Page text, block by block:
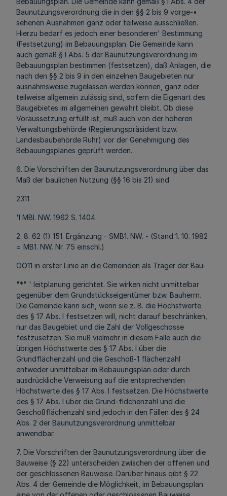
Baunutzungsverordnung die in den §§ 2 bis 9 vorge-•
sehenen Ausnahmen ganz oder teilweise ausschließen.
Hierzu bedarf es jedoch einer besonderen' Bestimmung
(Festsetzung) im Bebauungsplan. Die Gemeinde kann
auch gemäß § l Abs. 5 der Baunutzungsverordnung im
Bebauungsplan bestimmen (festsetzen), daß Anlagen, die
nach den §§ 2 bis 9 in den einzelnen Baugebieten nur
ausnahmsweise zugelassen werden können, ganz oder
teilweise allgemein zulässig sind, sofern die Eigenart des
Baugebietes im allgemeinen gewahrt bleibt. Ob diese
Voraussetzung erfüllt ist, muß auch von der höheren
Verwaltungsbehörde (Regierungspräsident bzw.
Landesbaubehörde Ruhr) vor der Genehmigung des
Bebauungsplanes geprüft werden.
6. Die Vorschriften der Baunutzungsverordnung über das
Maß der baulichen Nutzung (§§ 16 bis 21) sind
2311
'l MBI. NW. 1962 S. 1404.
2. 8. 62 (1) 151. Ergänzung - SMB1. NW. - (Stand 1. 10. 1982
= MB1. NW. Nr. 75 einschl.)
OO11 in erster Linie an die Gemeinden als Träger der Bau-
"*" ' leitplanung gerichtet. Sie wirken nicht unmittelbar
gegenüber dem Grundstückseigentümer bzw. Bauherrn.
Die Gemeinde kann sich, wenn sie z. B. die Höchstwerte
des § 17 Abs. l festsetzen will, nicht darauf beschränken,
nur das Baugebiet und die Zahl der Vollgeschosse
festzusetzen. Sie muß vielmehr in diesem Falle auch die
übrigen Höchstwerte des § 17 Abs. l über die
Grundflächenzahl und die Geschoß-1 flächenzahl
entweder unmittelbar im Bebauungsplan oder durch
ausdrückliche Verweisung auf die entsprechenden
Höchstwerte des § 17 Abs. l festsetzen. Die Höchstwerte
des § 17 Abs. l über die Grund-fldchenzahl und die
Geschoßflächenzahl sind jedoch in den Fällen des § 24
Abs. 2 der Baunutzungsverordnung unmittelbar
anwendbar.
7. Die Vorschriften der Baunutzungsverordnung über die
Bauweise (§ 22) unterscheiden zwischen der offenen und
der geschlossenen Bauweise. Darüber hinaus qibt § 22
Abs. 4 der Gemeinde die Möglichkeit, im Bebauungsplan